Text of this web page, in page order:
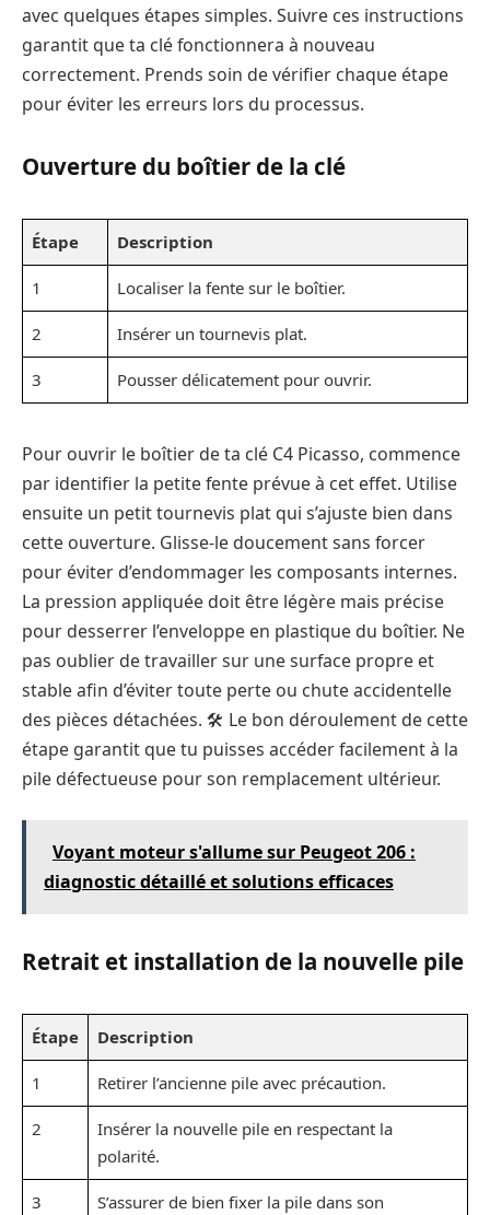
avec quelques étapes simples. Suivre ces instructions
garantit que ta clé fonctionnera à nouveau
correctement. Prends soin de vérifier chaque étape
pour éviter les erreurs lors du processus.
Ouverture du boîtier de la clé
Étape Description
1 Localiser la fente sur le boîtier.
2 Insérer un tournevis plat.
3 Pousser délicatement pour ouvrir.
Pour ouvrir le boîtier de ta clé C4 Picasso, commence
par identifier la petite fente prévue à cet effet. Utilise
ensuite un petit tournevis plat qui s’ajuste bien dans
cette ouverture. Glisse-le doucement sans forcer
pour éviter d’endommager les composants internes.
La pression appliquée doit être légère mais précise
pour desserrer l’enveloppe en plastique du boîtier. Ne
pas oublier de travailler sur une surface propre et
stable afin d’éviter toute perte ou chute accidentelle
des pièces détachées. 🛠️ Le bon déroulement de cette
étape garantit que tu puisses accéder facilement à la
pile défectueuse pour son remplacement ultérieur.
Voyant moteur s'allume sur Peugeot 206 :
diagnostic détaillé et solutions efficaces
Retrait et installation de la nouvelle pile
Étape Description
1 Retirer l’ancienne pile avec précaution.
2
Insérer la nouvelle pile en respectant la
polarité.
3
S’assurer de bien fixer la pile dans son